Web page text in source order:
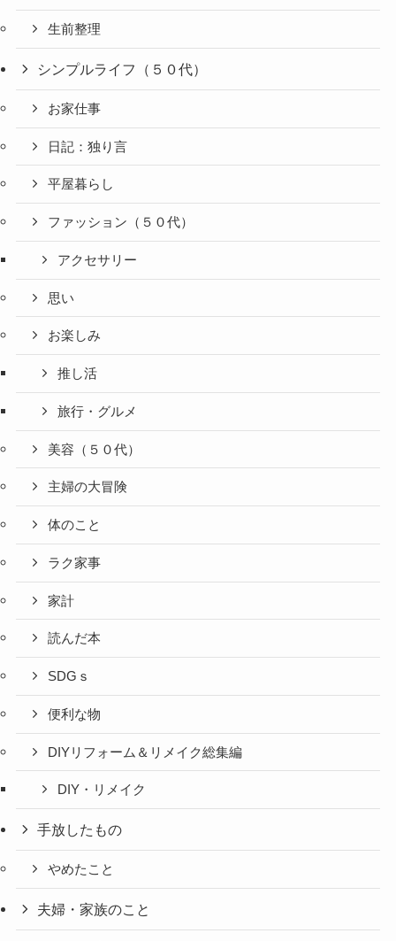
生前整理
シンプルライフ（５０代）
お家仕事
日記：独り言
平屋暮らし
ファッション（５０代）
アクセサリー
思い
お楽しみ
推し活
旅行・グルメ
美容（５０代）
主婦の大冒険
体のこと
ラク家事
家計
読んだ本
SDGｓ
便利な物
DIYリフォーム＆リメイク総集編
DIY・リメイク
手放したもの
やめたこと
夫婦・家族のこと